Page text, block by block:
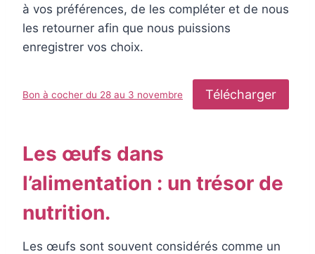
à vos préférences, de les compléter et de nous
les retourner afin que nous puissions
enregistrer vos choix.
Bon à cocher du 28 au 3 novembre Télécharger
Les œufs dans
l’alimentation : un trésor de
nutrition.
Les œufs sont souvent considérés comme un